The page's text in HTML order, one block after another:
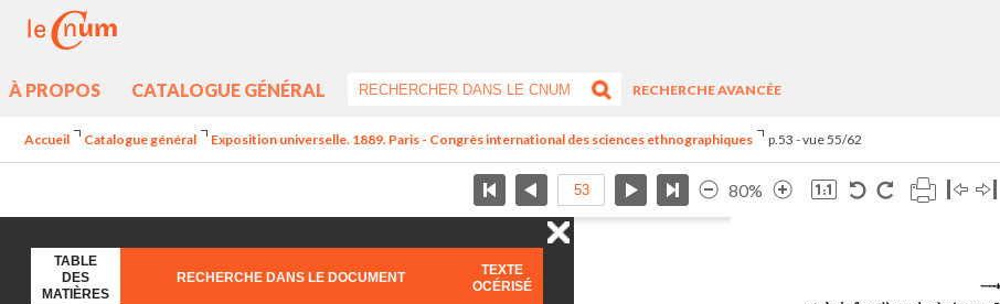
À PROPOS CATALOGUE GÉNÉRAL
RECHERCHE AVANCÉE
Accueil Catalogue général Exposition universelle. 1889. Paris - Congrès international des sciences ethnographiques p.53 - vue 55/62
80%
TABLE
DES
MATIÈRES
RECHERCHE DANS LE DOCUMENT
TEXTE
OCÉRISÉ